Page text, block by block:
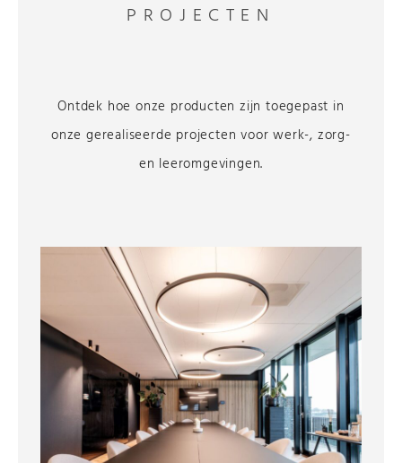
PROJECTEN
Ontdek hoe onze producten zijn toegepast in
onze gerealiseerde projecten voor werk-, zorg-
en leeromgevingen.